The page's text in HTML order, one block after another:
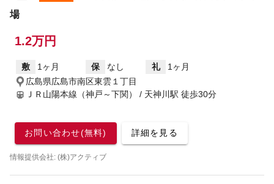
場
1.2万円
敷 1ヶ月 保 なし 礼
1ヶ月
広島県広島市南区東雲１丁目
ＪＲ山陽本線（神戸～下関） / 天神川駅 徒歩30分
お問い合わせ(無料) 詳細を見る
情報提供会社: (株)アクティブ